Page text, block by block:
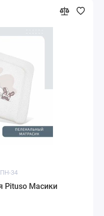
34
Pituso Масики